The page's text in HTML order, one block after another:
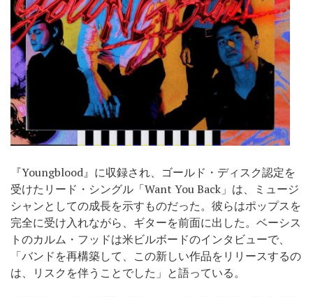
『Youngblood』に収録され、ゴールド・ディスク認定を
受けたリード・シングル「Want You Back」は、ミュージ
シャンとしての成長を示すものだった。彼らはポップスを
完全に受け入れながら、ギターを前面に出した。ベーシス
トのカルム・フッドは米ビルボードのインタビューで、
「バンドを再構築して、この新しい作品をリリースするの
は、リスクを伴うことでした」と語っている。